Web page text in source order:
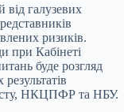
від галузевих
ризиків.
при Кабінеті
буде розгляд
НКЦПФР та НБУ.